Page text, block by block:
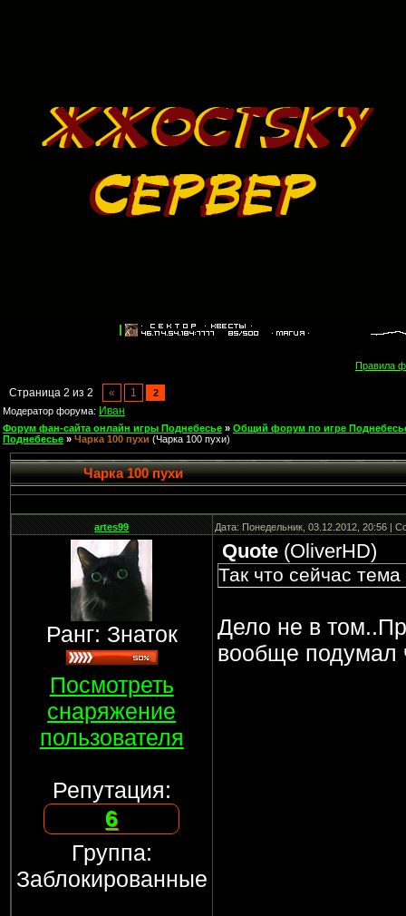
Правила
Страница 2 из 2 « 1
2
Модератор форума: Иван
Форум фан-сайта онлайн игры Поднебесье » Общий форум по игре
Поднебесье » Чарка 100 пухи (Чарка 100 пухи)
Чарка 100 пухи
artes99 Дата: Понедельник, 03.12.2012, 20:56 |
Ранг: Знаток
Посмотреть
снаряжение
пользователя
Репутация:
6
Группа:
Заблокированные
Quote(OliverHD)
Так что сейчас
Дело не в
вообще подумал